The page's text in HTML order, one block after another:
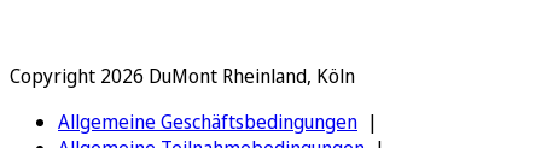
Copyright 2026 DuMont Rheinland, Köln
Allgemeine Geschäftsbedingungen